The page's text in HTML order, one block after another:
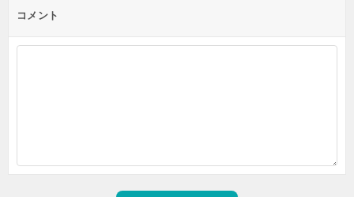
コメント